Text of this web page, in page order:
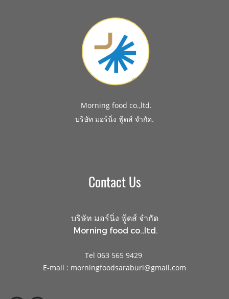
Morning food co.,ltd.
บริษัท มอร์นิ่ง ฟู้ดส์ จำกัด.
Contact Us
บริษัท มอร์นิ่ง ฟู้ดส์ จำกัด
Morning food co.,ltd.
Tel 063 565 9429
E-mail : morningfoodsaraburi@gmail.com